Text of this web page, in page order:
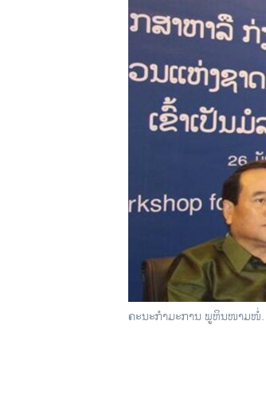
ຄະ​ນະ​ກຳ​ມະ​ການ ພູ​ຫິນ​ໜາມ​ໜໍ່.